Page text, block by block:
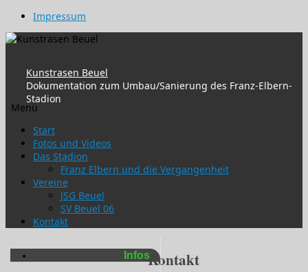
Impressum
Kunstrasen Beuel
Dokumentation zum Umbau/Sanierung des Franz-Elbern-
Stadion
Menü
Zum
Inhalt
springen
Start
Fotos und Videos
Das Stadion
Franz Elbern und die Vergangenheit
Vereine
JSG Beuel
SV Beuel 06
Kontakt
Kontakt
Infos